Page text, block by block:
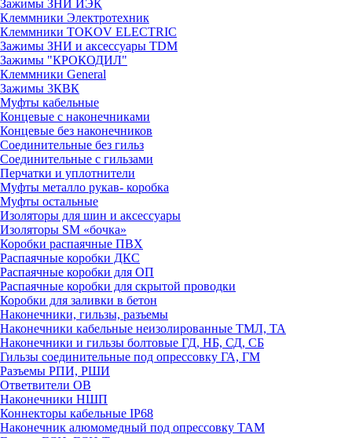
Зажимы ЗНИ ИЭК
Клеммники Электротехник
Клеммники TOKOV ELECTRIC
Зажимы ЗНИ и аксессуары TDM
Зажимы "КРОКОДИЛ"
Клеммники General
Зажимы 3КВК
Муфты кабельные
Концевые с наконечниками
Концевые без наконечников
Соединительные без гильз
Соединительные с гильзами
Перчатки и уплотнители
Муфты металло рукав- коробка
Муфты остальные
Изоляторы для шин и аксессуары
Изоляторы SM «бочка»
Коробки распаячные ПВХ
Распаячные коробки ДКС
Распаячные коробки для ОП
Распаячные коробки для скрытой проводки
Коробки для заливки в бетон
Наконечники, гильзы, разъемы
Наконечники кабельные неизолированные ТМЛ, ТА
Наконечники и гильзы болтовые ГД, НБ, СД, СБ
Гильзы соединительные под опрессовку ГА, ГМ
Разъемы РПИ, РШИ
Ответвители ОВ
Наконечники НШП
Коннекторы кабельные IP68
Наконечник алюмомедный под опрессовку ТАМ